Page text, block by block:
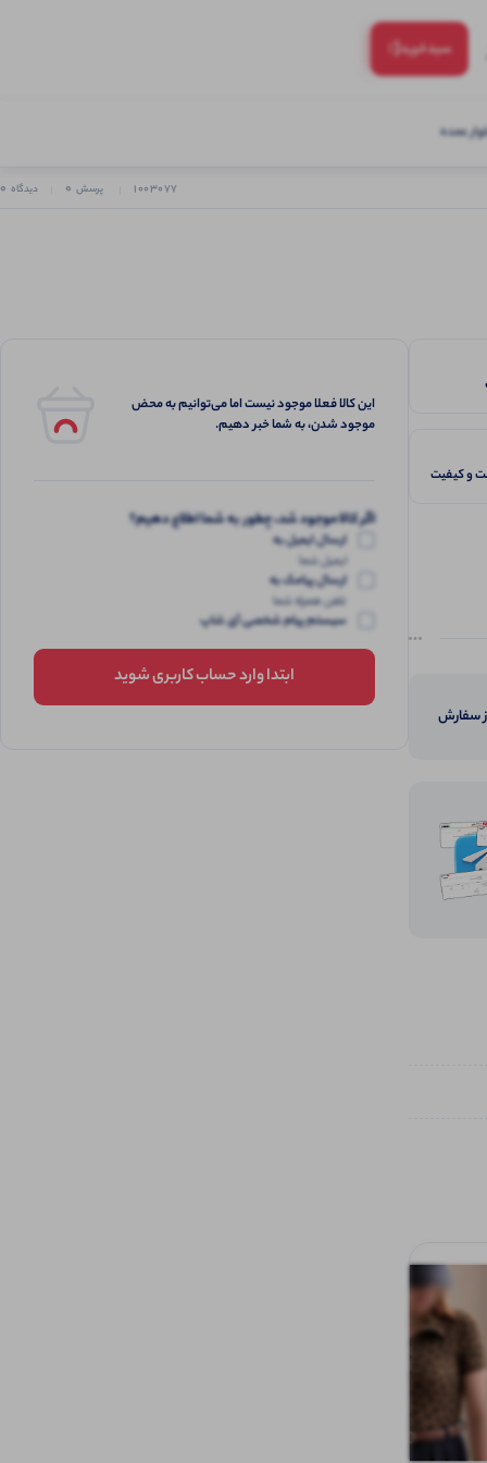
سبد‌خرید(:
عمده
1003077 پرسش 0 دیدگاه 0
و کیفیت
سفارش
این کالا فعلا موجود نیست اما می‌توانیم به محض
موجود شدن، به شما خبر دهیم.
اگر کالا موجود شد، چطور به شما اطلاع دهیم؟
ارسال ایمیل به
ایمیل شما
ارسال پیامک به
تلفن همراه شما
سیستم پیام شخصی آی شاپ
ابتدا وارد حساب کاربری شوید